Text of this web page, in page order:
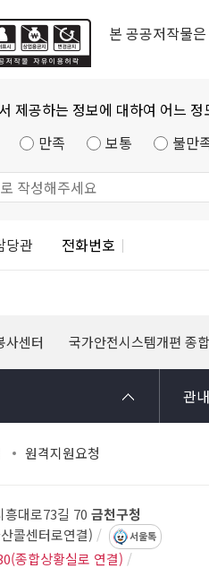
본 공공저작물
제공하는 정보에 대하여 어느
만족 보통 불만
당관 전화번호
사센터 국가안전시스템개편 종
관
원격지원요청
흥대로73길 70 금천구청
콜센터로연결) 서울톡
종합상황실로 연결)